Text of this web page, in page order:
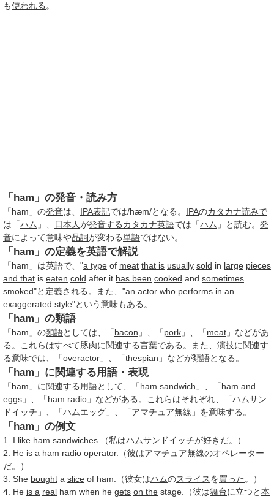
も使われる 。
「ham」の発音・読み方
「ham」の発音は、 IPA表記では/hæm/となる。 IPAのカタカナ読みで
は「ハム 」、 日本人が発音するカタカナ英語では「ハム 」と読む。 発
音によって意味や品詞が変わる単語ではない。
「ham」の定義を英語で解説
「ham」は英語で、"a type of meat that is usually sold in large pieces
and that is eaten cold after it has been cooked and sometimes
smoked"と 定義される 。 また、 "an actor who performs in an
exaggerated style"という意味もある。
「ham」の類語
「ham」の類語としては、「bacon 」、「pork 」、「meat 」などがあ
る。これらはすべて豚肉に関連する言葉である。 また、 演技に関連す
る意味では、「overactor」、「thespian」などが類語となる。
「ham」に関連する用語・表現
「ham」に関連する用語として、「ham sandwich 」、「ham and
eggs 」、「ham radio 」などがある。これらはそれぞれ 、「ハムサン
ドイッチ 」、「ハムエッグ 」、「アマチュア無線 」を意味する 。
「ham」の例文
1. I like ham sandwiches.（私はハムサンドイッチが好きだ。
）
2. He is a ham radio operator.（彼はアマチュア無線のオペレーター
だ。）
3. She bought a slice of ham.（彼女はハムのスライスを買った 。）
4. He is a real ham when he gets on the stage.（彼は舞台に立つと本